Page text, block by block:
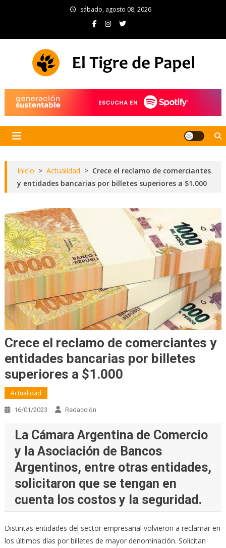
sábado, agosto 08, 2026
Inicio > Actualidad > Crece el reclamo de comerciantes
y entidades bancarias por billetes superiores a $1.000
Crece el reclamo de comerciantes y
entidades bancarias por billetes
superiores a $1.000
Actualidad
16/01/2023 Redacción
La Cámara Argentina de Comercio
y la Asociación de Bancos
Argentinos, entre otras entidades,
solicitaron que se tengan en
cuenta los costos y la seguridad.
Distintas entidades del sector empresarial volvieron a reclamar en
los últimos días por billetes de mayor denominación. Solicitan